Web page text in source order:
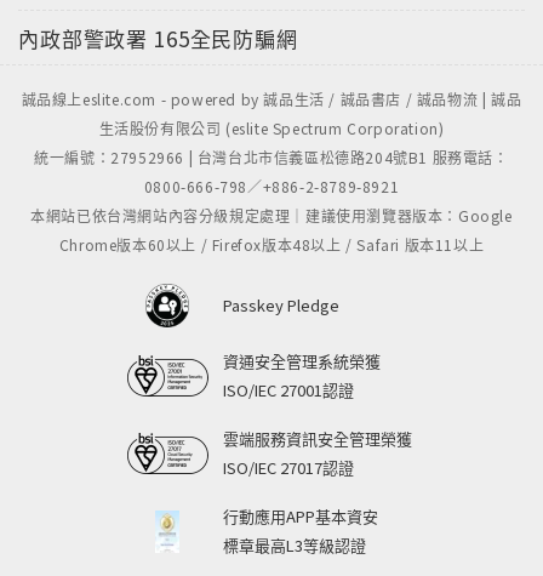
內政部警政署 165全民防騙網
誠品線上eslite.com - powered by 誠品生活 / 誠品書店 / 誠品物流 | 誠品
生活股份有限公司 (eslite Spectrum Corporation)
統一編號：27952966 | 台灣台北市信義區松德路204號B1 服務電話：
0800-666-798／+886-2-8789-8921
本網站已依台灣網站內容分級規定處理｜建議使用瀏覽器版本：Google
Chrome版本60以上 / Firefox版本48以上 / Safari 版本11以上
Passkey Pledge
資通安全管理系統榮獲
ISO/IEC 27001認證
雲端服務資訊安全管理榮獲
ISO/IEC 27017認證
行動應用APP基本資安
標章最高L3等級認證